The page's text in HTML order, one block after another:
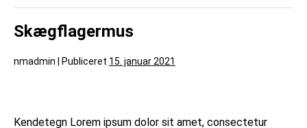
Skægflagermus
nmadmin Publiceret 15. januar 2021
Kendetegn Lorem ipsum dolor sit amet, consectetur